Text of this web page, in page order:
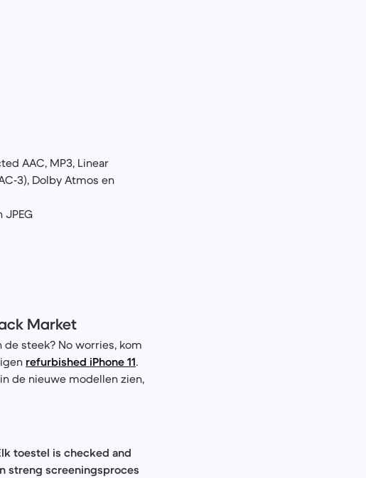
AAC, MP3, Linear
Dolby Atmos en
JPEG
Market
steek? No worries, kom
refurbished iPhone 11.
de nieuwe modellen zien,
toestel is checked and
streng screeningsproces